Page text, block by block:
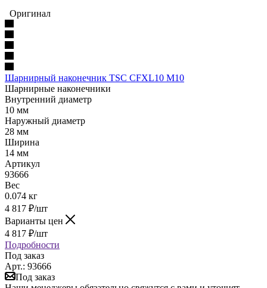
Оригинал
Шарнирный наконечник TSC CFXL10 M10
Шарнирные наконечники
Внутренний диаметр
10 мм
Наружный диаметр
28 мм
Ширина
14 мм
Артикул
93666
Вес
0.074 кг
4 817 ₽/шт
Варианты цен
4 817 ₽/шт
Подробности
Под заказ
Арт.: 93666
Под заказ